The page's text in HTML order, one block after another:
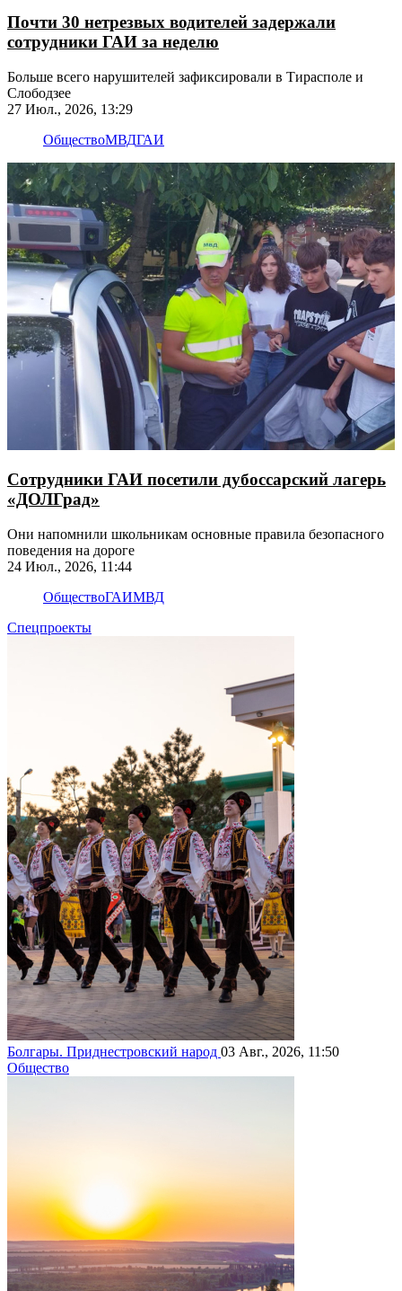
Почти 30 нетрезвых водителей задержали
сотрудники ГАИ за неделю
Больше всего нарушителей зафиксировали в Тирасполе и
Слободзее
27 Июл., 2026, 13:29
ОбществоМВДГАИ
Сотрудники ГАИ посетили дубоссарский лагерь
«ДОЛГрад»
Они напомнили школьникам основные правила безопасного
поведения на дороге
24 Июл., 2026, 11:44
ОбществоГАИМВД
Спецпроекты
Болгары. Приднестровский народ 03 Авг., 2026, 11:50
Общество